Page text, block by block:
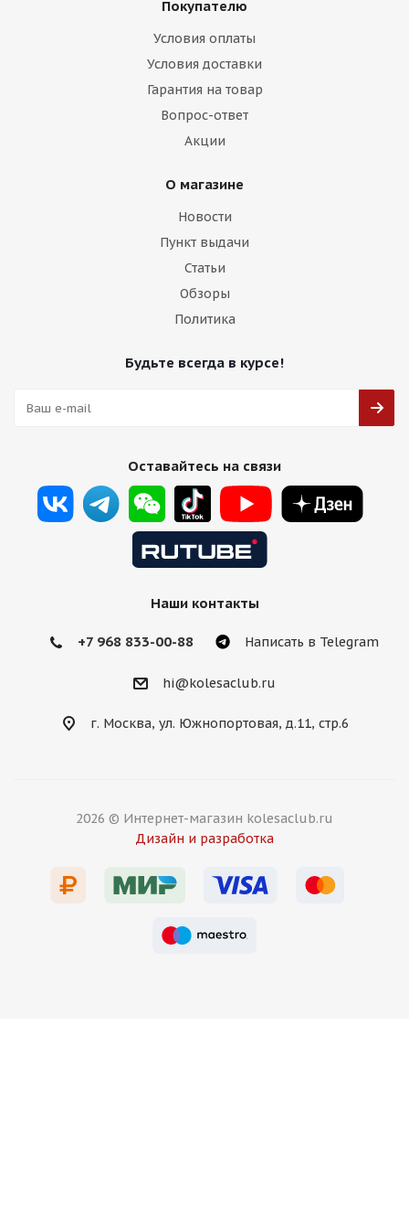
HMD 505 8,5j-19 5*114,3 ET38 d73,1 HB
Подробнее
HMD 511 8,5j-19 5*114,3 ET38 d73,1 MBr
Есть в наличии (4)
HMD 513 8,5j-19 5*114,3 ET38 d73,1 MB
Есть в наличии (16)
Покупателю
Условия оплаты
Условия доставки
Гарантия на товар
Вопрос-ответ
Акции
О магазине
Новости
Пункт выдачи
Статьи
Обзоры
Политика
Будьте всегда в курсе!
Оставайтесь на связи
Наши контакты
+7 968 833-00-88 Написать в Telegram
hi@kolesaclub.ru
г. Москва, ул. Южнопортовая, д.11, стр.6
2026 © Интернет-магазин kolesaclub.ru
Дизайн и разработка